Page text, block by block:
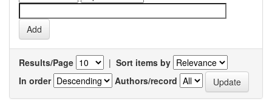
Results/Page | Sort items by
In order
Authors/record